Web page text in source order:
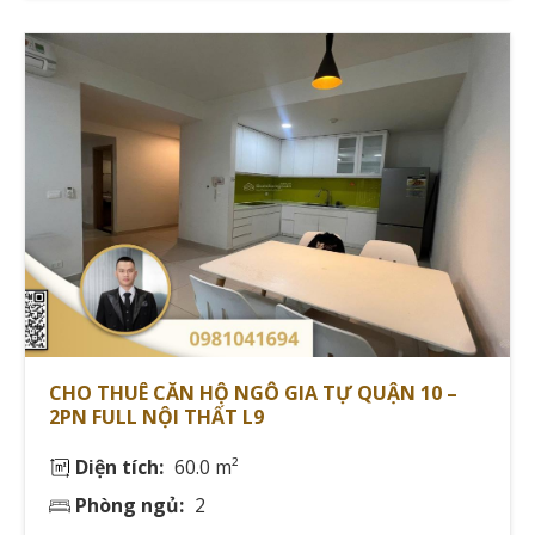
Chính sách đặt cọc và hoàn trả
Khách thuê cần lưu ý về quy định đặt cọc tại các dự án
cao cấp:
Cọc giữ chỗ: 10-20 triệu
Cọc ký hợp đồng: 2 tháng tiền thuê
Thời gian hoàn trả: 7-14 ngày sau khi kết thúc hợp
đồng
Bạn Thúy Anh (27 tuổi, nhân viên văn phòng) chia sẻ:
"Tôi đánh giá cao chính sách đặt cọc rõ ràng và quy
trình hoàn trả chuyên nghiệp tại Hà Đô Centrosa
Từ đó có thể thấy, để có cái nhìn toàn diện hơn về thị
trường cho thuê căn hộ Quận 10, chúng ta cần tìm hiểu
CHO THUÊ CĂN HỘ NGÔ GIA TỰ QUẬN 10 –
2PN FULL NỘI THẤT L9
Diện tích: 60.0 m²
Phòng ngủ: 2